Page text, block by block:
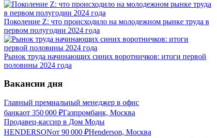
Поколение Z: что происходило на молодежном рынке труда в
первом полугодии 2024 года
Рынок труда начинающих синих воротничков: итоги первой
половины 2024 года
Вакансии дня
Главный премиальный менеджер в офис
банкаот 350 000 ₽Газпромбанк, Москва
Продавец-кассир в Дом Моды
HENDERSONот 90 000 ₽Henderson, Москва